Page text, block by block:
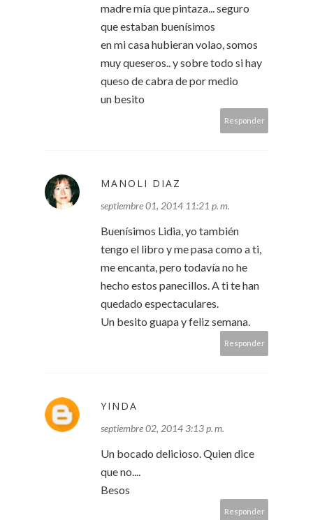
madre mía que pintaza... seguro
que estaban buenísimos
en mi casa hubieran volao, somos
muy queseros.. y sobre todo si hay
queso de cabra de por medio
un besito
Responder
MANOLI DIAZ
septiembre 01, 2014 11:21 p. m.
Buenísimos Lidia, yo también
tengo el libro y me pasa como a ti,
me encanta, pero todavía no he
hecho estos panecillos. A ti te han
quedado espectaculares.
Un besito guapa y feliz semana.
Responder
YINDA
septiembre 02, 2014 3:13 p. m.
Un bocado delicioso. Quien dice
que no....
Besos
Responder